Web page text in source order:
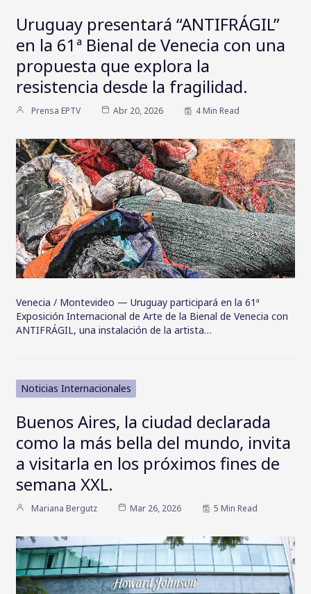
Uruguay presentará “ANTIFRÁGIL”
en la 61ª Bienal de Venecia con una
propuesta que explora la
resistencia desde la fragilidad.
Prensa EPTV Abr 20, 2026 4 Min Read
Venecia / Montevideo — Uruguay participará en la 61ª
Exposición Internacional de Arte de la Bienal de Venecia con
ANTIFRÁGIL, una instalación de la artista…
Noticias Internacionales
Buenos Aires, la ciudad declarada
como la más bella del mundo, invita
a visitarla en los próximos fines de
semana XXL.
Mariana Bergutz Mar 26, 2026 5 Min Read